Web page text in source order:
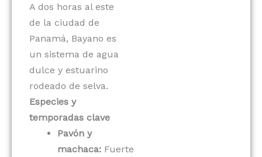
A dos horas al este
de la ciudad de
Panamá, Bayano es
un sistema de agua
dulce y estuarino
rodeado de selva.
Especies y
temporadas clave
Pavón y
machaca: Fuerte